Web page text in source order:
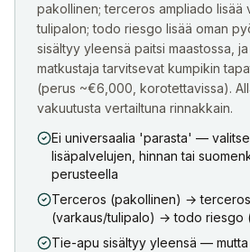
pakollinen; terceros ampliado lisää
tulipalon; todo riesgo lisää oman
sisältyy yleensä paitsi maastossa,
matkustaja tarvitsevat kumpikin
(perus ~€6,000, korotettavissa).
vakuutusta vertailtuna rinnakkain.
Ei universaalia 'parasta' — valitse
lisäpalvelujen, hinnan tai
perusteella
Terceros (pakollinen) →
(varkaus/tulipalo) → todo riesgo
Tie-apu sisältyy yleensä — mutta